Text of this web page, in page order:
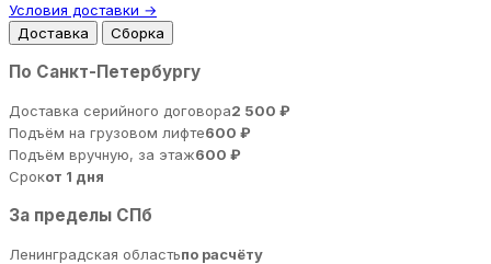
Условия доставки →
Доставка
Сборка
По Санкт-Петербургу
Доставка серийного договора2 500 ₽
Подъём на грузовом лифте600 ₽
Подъём вручную, за этаж600 ₽
Срокот 1 дня
За пределы СПб
Ленинградская областьпо расчёту